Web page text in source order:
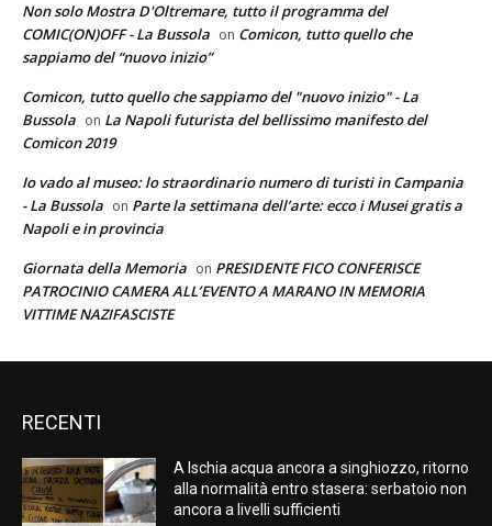
Non solo Mostra D'Oltremare, tutto il programma del
COMIC(ON)OFF - La Bussola on Comicon, tutto quello che
sappiamo del “nuovo inizio”
Comicon, tutto quello che sappiamo del "nuovo inizio" - La
Bussola on La Napoli futurista del bellissimo manifesto del
Comicon 2019
Io vado al museo: lo straordinario numero di turisti in Campania
- La Bussola on Parte la settimana dell’arte: ecco i Musei gratis a
Napoli e in provincia
Giornata della Memoria on PRESIDENTE FICO CONFERISCE
PATROCINIO CAMERA ALL’EVENTO A MARANO IN MEMORIA
VITTIME NAZIFASCISTE
RECENTI
A Ischia acqua ancora a singhiozzo, ritorno
alla normalità entro stasera: serbatoio non
ancora a livelli sufficienti